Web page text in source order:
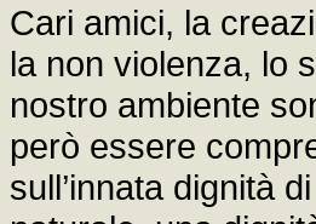
Cari amici, la
la non violenza, lo
nostro ambiente
però essere
sull’innata dignità